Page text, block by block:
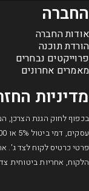
החברה
אודות החברה
הורדת תוכנה
פרוייקטים נבחרים
מאמרים אחרונים
מדיניות
פרטי כרטיס לקוח לצד ג'.
הלקוח, אחריות ביטוחית צד